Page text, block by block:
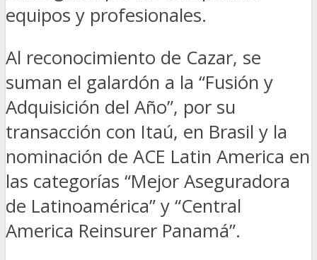
equipos y profesionales.
Al reconocimiento de Cazar, se
suman el galardón a la “Fusión y
Adquisición del Año”, por su
transacción con Itaú, en Brasil y la
nominación de ACE Latin America en
las categorías “Mejor Aseguradora
de Latinoamérica” y “Central
America Reinsurer Panamá”.